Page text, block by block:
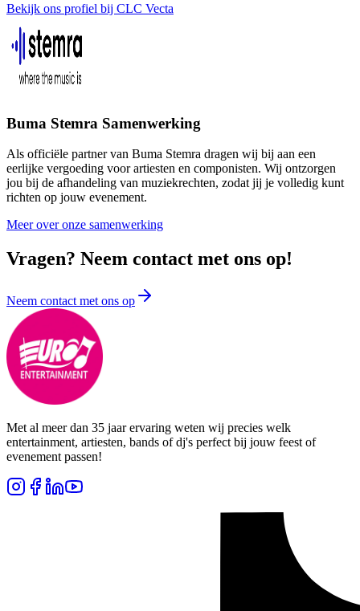
Bekijk ons profiel bij CLC Vecta
Buma Stemra Samenwerking
Als officiële partner van Buma Stemra dragen wij bij aan een
eerlijke vergoeding voor artiesten en componisten. Wij ontzorgen
jou bij de afhandeling van muziekrechten, zodat jij je volledig kunt
richten op jouw evenement.
Meer over onze samenwerking
Vragen? Neem contact met ons op!
Neem contact met ons op
Met al meer dan 35 jaar ervaring weten wij precies welk
entertainment, artiesten, bands of dj's perfect bij jouw feest of
evenement passen!